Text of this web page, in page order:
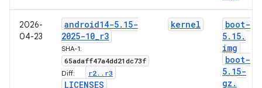
2026-
04-23
android14-5. 15-
2025-10_r3
SHA-1:
65adaff47a4dd21dc73f
Diff: r2. . r3
LICENSES
kernel
boot-
5. 15.
img
boot-
5. 15-
gz .